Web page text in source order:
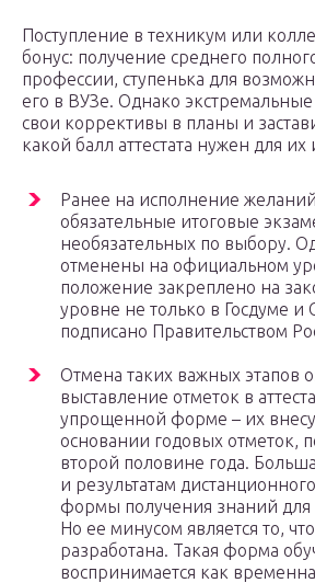
Поступление в техникум или
бонус: получение среднего
профессии, ступенька для
его в ВУЗе. Однако
свои коррективы в планы и
какой балл аттестата нужен для
Ранее на исполнение
обязательные итоговые
необязательных по выбору.
отменены на официальном
положение закреплено на
уровне не только в Госдуме
подписано Правительством
Отмена таких важных этапов
выставление отметок в
упрощенной форме – их
основании годовых отметок,
второй половине года.
и результатам
формы получения знаний
Но ее минусом является то,
разработана. Такая форма
воспринимается как